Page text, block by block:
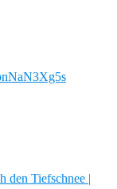
den Tiefschnee |